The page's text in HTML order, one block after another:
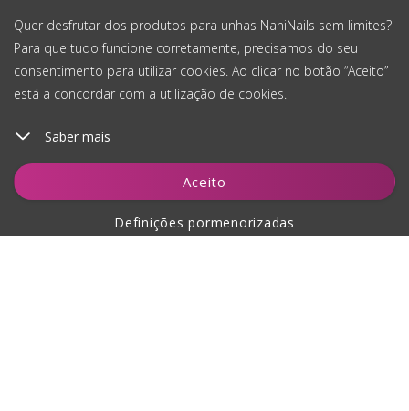
Quer desfrutar dos produtos para unhas NaniNails sem limites?
Para que tudo funcione corretamente, precisamos do seu
consentimento para utilizar cookies. Ao clicar no botão “Aceito”
está a concordar com a utilização de cookies.
Saber mais
Aceito
Definições pormenorizadas
Adicionar ao carrinho